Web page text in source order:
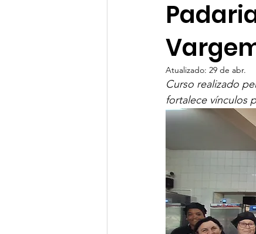
Notícias Projeto
Atualizado: 29 de abr.
Curso realizado
fortalece vínculos